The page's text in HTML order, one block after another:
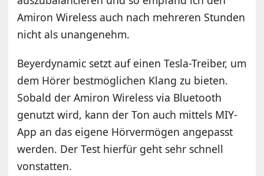
Amiron Wireless auch nach mehreren Stunden
nicht als unangenehm.
Beyerdynamic setzt auf einen Tesla-Treiber, um
dem Hörer bestmöglichen Klang zu bieten.
Sobald der Amiron Wireless via Bluetooth
genutzt wird, kann der Ton auch mittels MIY-
App an das eigene Hörvermögen angepasst
werden. Der Test hierfür geht sehr schnell
vonstatten.